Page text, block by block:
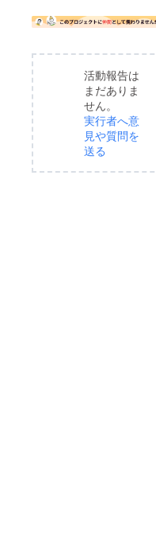
活動報告は
まだありま
せん。
実行者へ意
見や質問を
送る